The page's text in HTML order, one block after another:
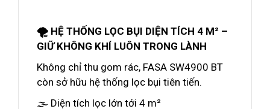
🌪️ HỆ THỐNG LỌC BỤI DIỆN TÍCH 4 M² –
GIỮ KHÔNG KHÍ LUÔN TRONG LÀNH
Không chỉ thu gom rác, FASA SW4900 BT
còn sở hữu hệ thống lọc bụi tiên tiến.
🌫️ Diện tích lọc lớn tới 4 m²